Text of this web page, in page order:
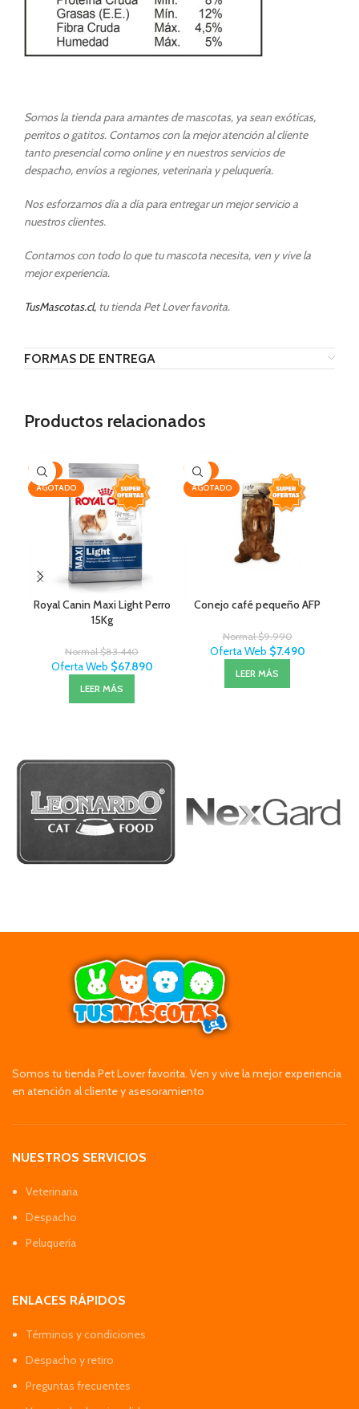
Somos la tienda para amantes de mascotas, ya sean exóticas,
perritos o gatitos. Contamos con la mejor atención al cliente
tanto presencial como online y en nuestros servicios de
despacho, envíos a regiones, veterinaria y peluquería.
Nos esforzamos día a día para entregar un mejor servicio a
nuestros clientes.
Contamos con todo lo que tu mascota necesita, ven y vive la
mejor experiencia.
TusMascotas.cl, tu tienda Pet Lover favorita.
FORMAS DE ENTREGA
Productos relacionados
-19%
AGOTADO
Royal Canin Maxi Light Perro
15Kg
Normal$83.440
Oferta Web $67.890
LEER MÁS
-25%
AGOTADO
Conejo café pequeño AFP
Normal$9.990
Oferta Web $7.490
LEER MÁS
Somos tu tienda Pet Lover favorita. Ven y vive la mejor experiencia
en atención al cliente y asesoramiento
NUESTROS SERVICIOS
Veterinaria
Despacho
Peluquería
ENLACES RÁPIDOS
Términos y condiciones
Despacho y retiro
Preguntas frecuentes